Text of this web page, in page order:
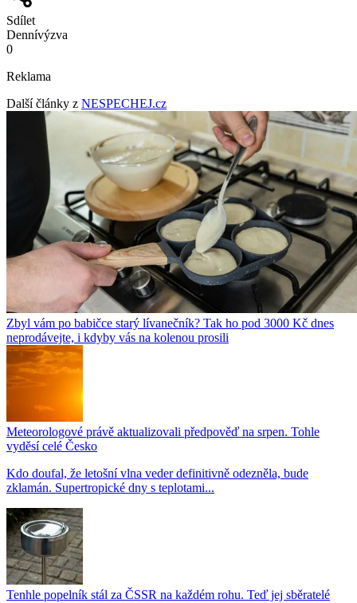
Sdílet
Dennívýzva
0
Reklama
Další články z NESPECHEJ.cz
Zbyl vám po babičce starý lívanečník? Tak ho pod 3000 Kč dnes
neprodávejte, i kdyby vás na kolenou prosili
Meteorologové právě aktualizovali předpověď na srpen. Tohle
vyděsí celé Česko
Kdo doufal, že letošní vlna veder definitivně odezněla, bude
zklamán. Supertropické dny s teplotami...
Tenhle popelník stál za ČSSR na každém rohu. Teď jej sběratelé